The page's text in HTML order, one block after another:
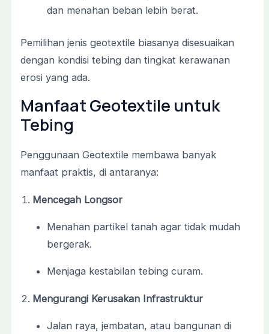
dan menahan beban lebih berat.
Pemilihan jenis geotextile biasanya disesuaikan
dengan kondisi tebing dan tingkat kerawanan
erosi yang ada.
Manfaat Geotextile untuk
Tebing
Penggunaan Geotextile membawa banyak
manfaat praktis, di antaranya:
Mencegah Longsor
Menahan partikel tanah agar tidak mudah
bergerak.
Menjaga kestabilan tebing curam.
Mengurangi Kerusakan Infrastruktur
Jalan raya, jembatan, atau bangunan di